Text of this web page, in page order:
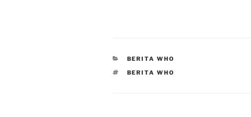
CATEGORIES
BERITA WHO
TAGS
BERITA WHO